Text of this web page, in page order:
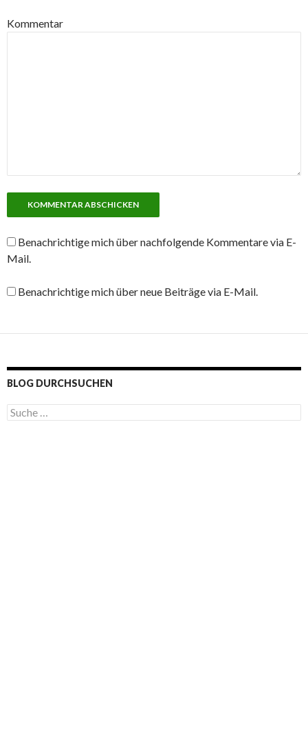
Kommentar
Benachrichtige mich über nachfolgende Kommentare via E-
Mail.
Benachrichtige mich über neue Beiträge via E-Mail.
BLOG DURCHSUCHEN
S
u